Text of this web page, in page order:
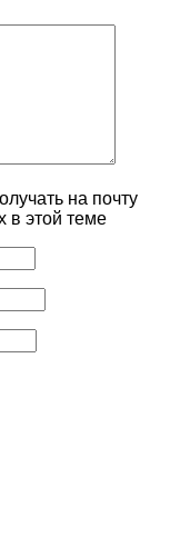
на почту
в этой теме